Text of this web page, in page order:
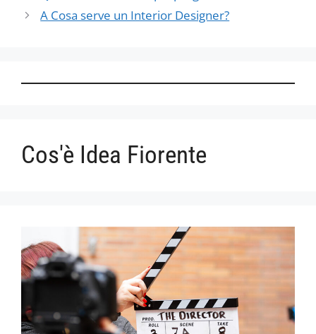
A Cosa serve un Interior Designer?
Cos'è Idea Fiorente